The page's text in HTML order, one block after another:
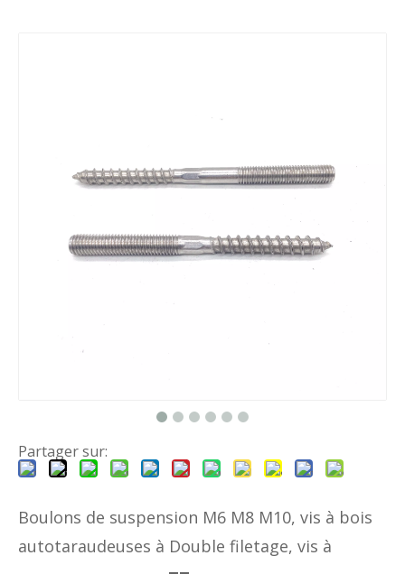
Partager sur:
Boulons de suspension M6 M8 M10, vis à bois
autotaraudeuses à Double filetage, vis à